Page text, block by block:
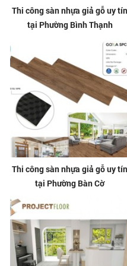
Thi công sàn nhựa giả gỗ uy tín
tại Phường Bình Thạnh
Thi công sàn nhựa giả gỗ uy tín
tại Phường Bàn Cờ